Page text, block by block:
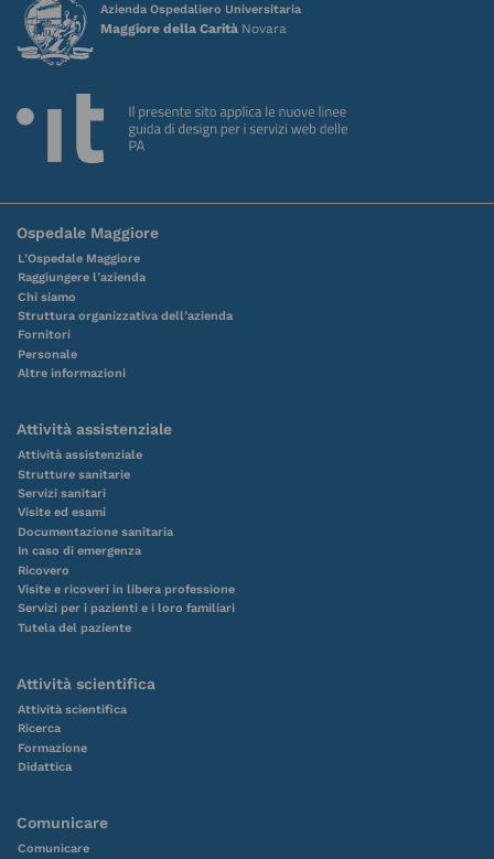
Azienda Ospedaliero Universitaria
Maggiore della Carità Novara
Ospedale Maggiore
L’Ospedale Maggiore
Raggiungere l’azienda
Chi siamo
Struttura organizzativa dell’azienda
Fornitori
Personale
Altre informazioni
Attività assistenziale
Attività assistenziale
Strutture sanitarie
Servizi sanitari
Visite ed esami
Documentazione sanitaria
In caso di emergenza
Ricovero
Visite e ricoveri in libera professione
Servizi per i pazienti e i loro familiari
Tutela del paziente
Attività scientifica
Attività scientifica
Ricerca
Formazione
Didattica
Comunicare
Comunicare